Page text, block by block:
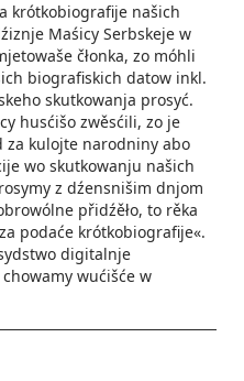
krótkobiografije našich
čłonka, zo móhli
biografiskich datow inkl.
skutkowanja prosyć.
husćišo zwěsćili, zo je
za kulojte narodniny abo
wo skutkowanju našich
z dźensnišim dnjom
přidźěło, to rěka
podaće krótkobiografije«.
digitalnje
wućišće w